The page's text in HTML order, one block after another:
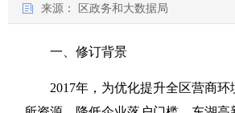
来源：
区政务和大数据局
一、修订背景
2017年，为优化提升全区营商